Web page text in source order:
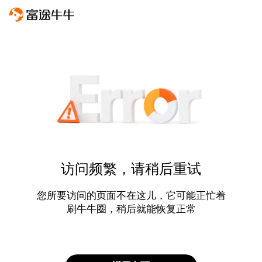
访问频繁，请稍后重试
您所要访问的页面不在这儿，它可能正忙着
刷牛牛圈，稍后就能恢复正常